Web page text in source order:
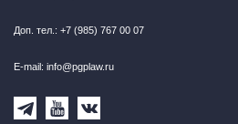
Доп. тел.: +7 (985) 767 00 07
E-mail: info@pgplaw.ru